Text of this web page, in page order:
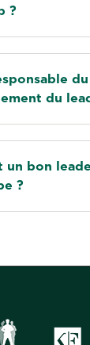
?
du
un bon
?